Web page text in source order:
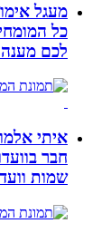
מעגל אימון
כל המומחים
לכם מענה
איתי אלמוג בר:
חבר בוועדות:
שמות וועדת